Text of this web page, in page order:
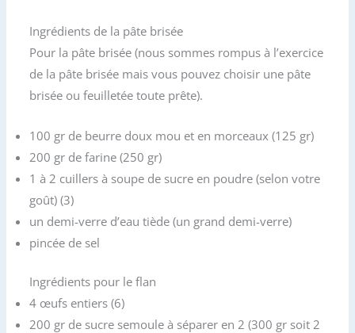
Ingrédients de la pâte brisée
Pour la pâte brisée (nous sommes rompus à l’exercice
de la pâte brisée mais vous pouvez choisir une pâte
brisée ou feuilletée toute prête).
100 gr de beurre doux mou et en morceaux (125 gr)
200 gr de farine (250 gr)
1 à 2 cuillers à soupe de sucre en poudre (selon votre
goût) (3)
un demi-verre d’eau tiède (un grand demi-verre)
pincée de sel
Ingrédients pour le flan
4 œufs entiers (6)
200 gr de sucre semoule à séparer en 2 (300 gr soit 2